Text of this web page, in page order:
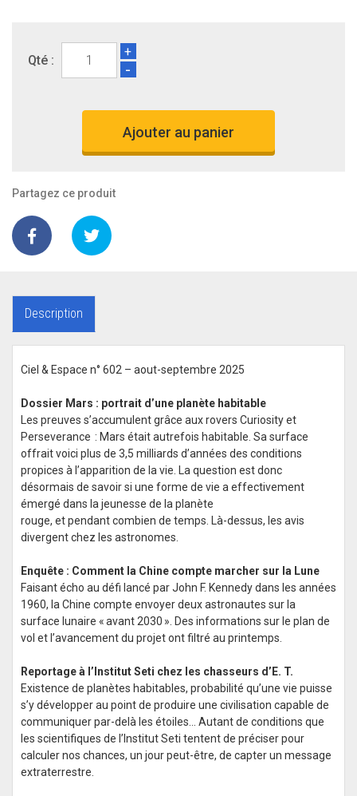
Qté :
+
-
Ajouter au panier
Partagez ce produit
Description
Ciel & Espace n° 602 – aout-septembre 2025
Dossier Mars : portrait d’une planète habitable
Les preuves s’accumulent grâce aux rovers Curiosity et
Perseverance : Mars était autrefois habitable. Sa surface
offrait voici plus de 3,5 milliards d’années des conditions
propices à l’apparition de la vie. La question est donc
désormais de savoir si une forme de vie a effectivement
émergé dans la jeunesse de la planète
rouge, et pendant combien de temps. Là-dessus, les avis
divergent chez les astronomes.
Enquête : Comment la Chine compte marcher sur la Lune
Faisant écho au défi lancé par John F. Kennedy dans les années
1960, la Chine compte envoyer deux astronautes sur la
surface lunaire « avant 2030 ». Des informations sur le plan de
vol et l’avancement du projet ont filtré au printemps.
Reportage à l’Institut Seti chez les chasseurs d’E. T.
Existence de planètes habitables, probabilité qu’une vie puisse
s’y développer au point de produire une civilisation capable de
communiquer par-delà les étoiles… Autant de conditions que
les scientifiques de l’Institut Seti tentent de préciser pour
calculer nos chances, un jour peut-être, de capter un message
extraterrestre.